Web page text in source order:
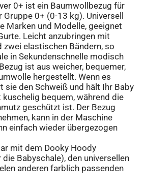
0+ ist ein Baumwollbezug für
0+ (0-13 kg). Universell
Marken und Modelle, geeignet
Leicht anzubringen mit
elastischen Bändern, so
in Sekundenschnelle modisch
ist aus weicher, bequemer,
hergestellt. Wenn es
sie den Schweiß und hält Ihr Baby
kuschelig bequem, während die
geschützt ist. Der Bezug
kann in der Maschine
einfach wieder übergezogen
mit dem Dooky Hoody
Babyschale), den universellen
anderen farblich passenden